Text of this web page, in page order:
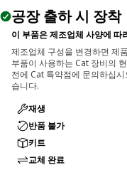
공장 출하 시 장착
이 부품은 제조업체 사양에
제조업체 구성을 변경하면 제
부품이 사용하는 Cat 장비의
전에 Cat 특약점에 문의하십
습니다.
재생
반품 불가
키트
교체 완료